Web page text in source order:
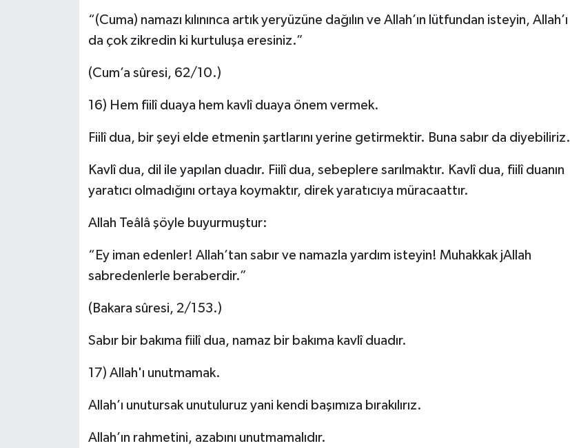
“(Cuma) namazı kılınınca artık yeryüzüne dağılın ve Allah’ın lütfundan isteyin, Allah’ı
da çok zikredin ki kurtuluşa eresiniz.”
(Cum’a sûresi, 62/10.)
16) Hem fiilî duaya hem kavlî duaya önem vermek.
Fiilî dua, bir şeyi elde etmenin şartlarını yerine getirmektir. Buna sabır da diyebiliriz.
Kavlî dua, dil ile yapılan duadır. Fiilî dua, sebeplere sarılmaktır. Kavlî dua, fiilî duanın
yaratıcı olmadığını ortaya koymaktır, direk yaratıcıya müracaattır.
Allah Teâlâ şöyle buyurmuştur:
“Ey iman edenler! Allah’tan sabır ve namazla yardım isteyin! Muhakkak jAllah
sabredenlerle beraberdir.”
(Bakara sûresi, 2/153.)
Sabır bir bakıma fiilî dua, namaz bir bakıma kavlî duadır.
17) Allah'ı unutmamak.
Allah’ı unutursak unutuluruz yani kendi başımıza bırakılırız.
Allah’ın rahmetini, azabını unutmamalıdır.